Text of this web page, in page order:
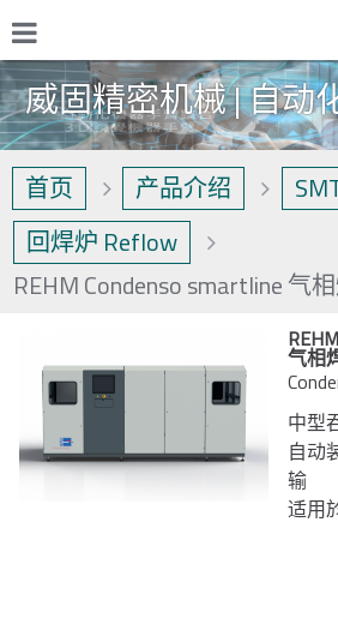
威固精密机械 | 自动
首页 产品介绍
回焊炉 Reflow
REHM Condenso smartline 气
气相
中型
自动
输
适用